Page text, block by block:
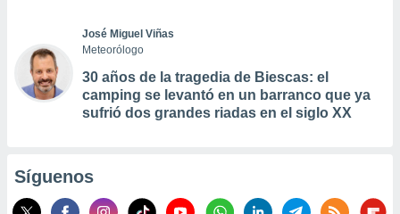
José Miguel Viñas
Meteorólogo
30 años de la tragedia de Biescas: el
camping se levantó en un barranco que ya
sufrió dos grandes riadas en el siglo XX
Síguenos